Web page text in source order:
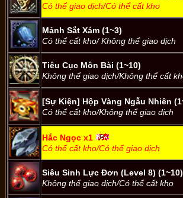
Có thể giao dịch/Có thể cất kho
Mảnh Sắt Xám (1~3)
Có thể cất kho/ Không thể giao dịch
Tiêu Cục Môn Bài (1~10)
Không thể giao dịch/Không thể cất
[Sự Kiện] Hộp Vàng Ngẫu Nhiên
Có thể cất kho/Không thể giao dịch
Hắc Ngọc x1
Có thể cất kho/Có thể giao dịch
Siêu Sinh Lực Đơn (Level 8) (1~10)
Không thể giao dịch/Có thể cất kho